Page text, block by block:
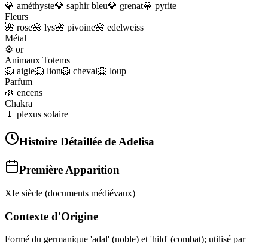
💎 améthyste💎 saphir bleu💎 grenat💎 pyrite
Fleurs
🌺 rose🌺 lys🌺 pivoine🌺 edelweiss
Métal
⚙️ or
Animaux Totems
🦁 aigle🦁 lion🦁 cheval🦁 loup
Parfum
🌿 encens
Chakra
🧘 plexus solaire
Histoire Détaillée de Adelisa
Première Apparition
XIe siècle (documents médiévaux)
Contexte d'Origine
Formé du germanique 'adal' (noble) et 'hild' (combat); utilisé par